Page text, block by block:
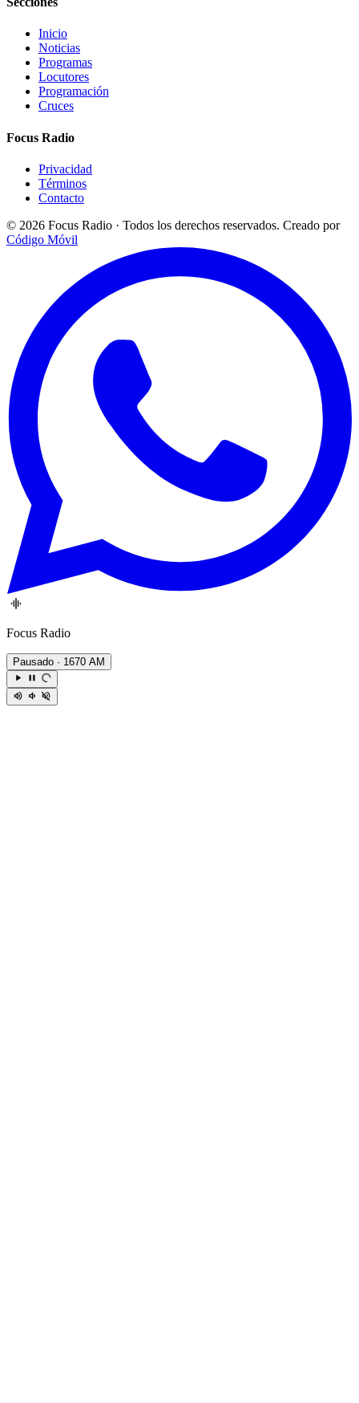
Inicio
Noticias
Programas
Locutores
Programación
Cruces
Focus Radio
Privacidad
Términos
Contacto
© 2026 Focus Radio · Todos los derechos reservados. Creado por
Código Móvil
Focus Radio
Pausado · 1670 AM